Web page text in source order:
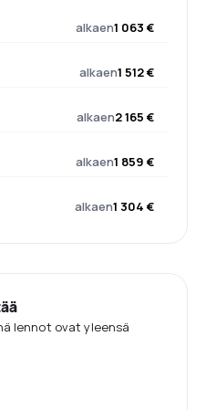
alkaen1 063 €
alkaen1 512 €
alkaen2 165 €
alkaen1 859 €
alkaen1 304 €
lennot ovat yleensä